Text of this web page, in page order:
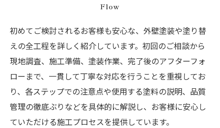
Flow
初めてご検討されるお客様も安心な、外壁塗装や塗り替
えの全工程を詳しく紹介しています。初回のご相談から
現地調査、施工準備、塗装作業、完了後のアフターフォ
ローまで、一貫して丁寧な対応を行うことを重視してお
り、各ステップでの注意点や使用する塗料の説明、品質
管理の徹底ぶりなどを具体的に解説し、お客様に安心し
ていただける施工プロセスを提供しています。